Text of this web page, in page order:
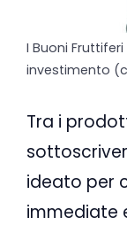
I Buoni
investimento
Tra i
ideato per
immediate